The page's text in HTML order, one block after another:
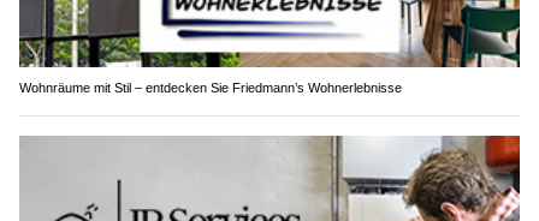
Wohnräume mit Stil – entdecken Sie Friedmann’s Wohnerlebnisse